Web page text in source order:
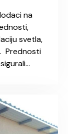
na
svetla,
Prednosti